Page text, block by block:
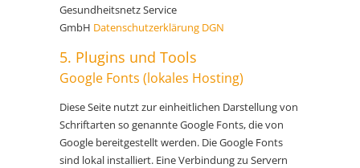
Gesundheitsnetz Service
GmbH Datenschutzerklärung DGN
5. Plugins und Tools
Google Fonts (lokales Hosting)
Diese Seite nutzt zur einheitlichen Darstellung von
Schriftarten so genannte Google Fonts, die von
Google bereitgestellt werden. Die Google Fonts
sind lokal installiert. Eine Verbindung zu Servern